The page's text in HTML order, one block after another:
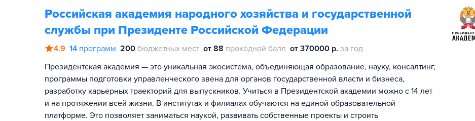
Российская академия народного хозяйства и государственной
службы при Президенте Российской Федерации
4.9 14 программ 200 бюджетных мест от 88 проходной балл от 370000 р. за год
Президентская академия — это уникальная экосистема, объединяющая образование, науку, консалтинг,
программы подготовки управленческого звена для органов государственной власти и бизнеса,
разработку карьерных траекторий для выпускников. Учиться в Президентской академии можно с 14 лет
и на протяжении всей жизни. В институтах и филиалах обучаются на единой образовательной
платформе. Это позволяет заниматься наукой, развивать собственные проекты и строить